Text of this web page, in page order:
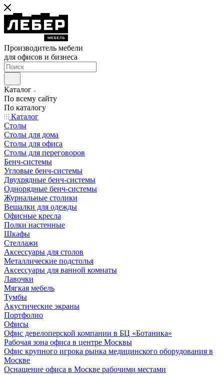
Производитель мебели
для офисов и бизнеса
Каталог
По всему сайту
По каталогу
Каталог
Столы
Столы для дома
Столы для офиса
Столы для переговоров
Бенч-системы
Угловые бенч-системы
Двухрядные бенч-системы
Однорядные бенч-системы
Журнальные столики
Вешалки для одежды
Офисные кресла
Полки настенные
Шкафы
Стеллажи
Аксессуары для столов
Металлические подстолья
Аксессуары для ванной комнаты
Лавочки
Мягкая мебель
Тумбы
Акустические экраны
Портфолио
Офисы
Офис девелоперской компании в БЦ «Ботаника»
Рабочая зона офиса в центре Москвы
Офис крупного игрока рынка медицинского оборудования в
Москве
Оснащение офиса в Москве рабочими местами